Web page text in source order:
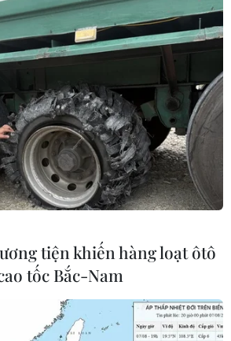
tiện khiến hàng loạt ôtô
tốc Bắc-Nam